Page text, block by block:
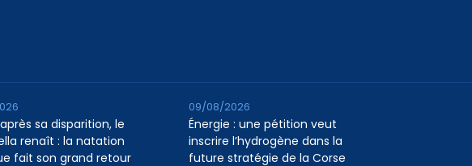
sa disparition, le
renaît : la natation
fait son grand retour
Énergie : une pétition veut
inscrire l’hydrogène dans la
future stratégie de la Corse
09/08/2026